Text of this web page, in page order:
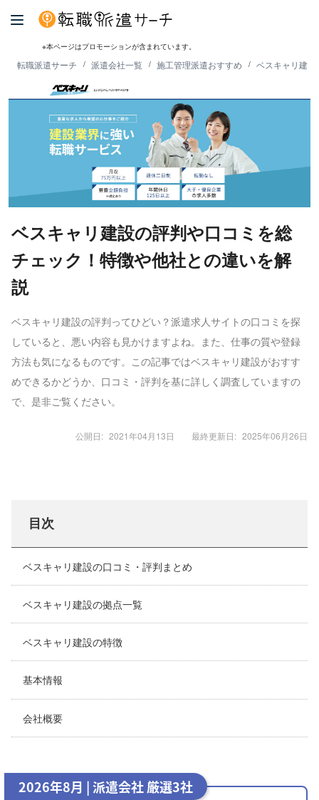
※本ページはプロモーションが含まれています。
転職派遣サーチ 派遣会社一覧 施工管理派遣おすすめ ベスキャリ建
ベスキャリ建設の評判や口コミを総
チェック！特徴や他社との違いを解
説
ベスキャリ建設の評判ってひどい？派遣求人サイトの口コミを探
していると、悪い内容も見かけますよね。また、仕事の質や登録
方法も気になるものです。この記事ではベスキャリ建設がおすす
めできるかどうか、口コミ・評判を基に詳しく調査していますの
で、是非ご覧ください。
公開日: 2021年04月13日 最終更新日: 2025年06月26日
目次
ベスキャリ建設の口コミ・評判まとめ
ベスキャリ建設の拠点一覧
ベスキャリ建設の特徴
基本情報
会社概要
2026年8月 | 派遣会社 厳選3社